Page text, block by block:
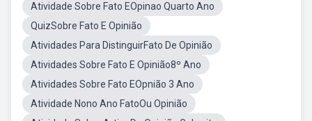
Atividade Sobre Fato EOpinao Quarto Ano
QuizSobre Fato E Opinião
Atividades Para DistinguirFato De Opinião
Atividades Sobre Fato E Opinião8º Ano
Atividades Sobre Fato EOpnião 3 Ano
Atividade Nono Ano FatoOu Opinião